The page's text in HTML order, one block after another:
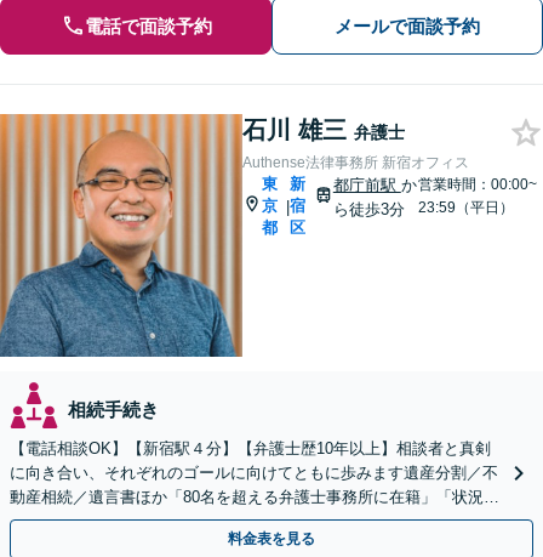
電話で面談予約 メールで面談予約
石川 雄三 弁護士
Authense法律事務所 新宿オフィス
東
京
都
|
新
宿
区
都庁前駅 か
ら徒歩3分
営業時間：00:00~
23:59（平日）
相続手続き
【電話相談OK】【新宿駅４分】【弁護士歴10年以上】相談者と真剣
に向き合い、それぞれのゴールに向けてともに歩みます遺産分割／不
動産相続／遺言書ほか「80名を超える弁護士事務所に在籍」「状況に
合ったサポートプラン」【休日・夜間相談あり】
料金表を見る